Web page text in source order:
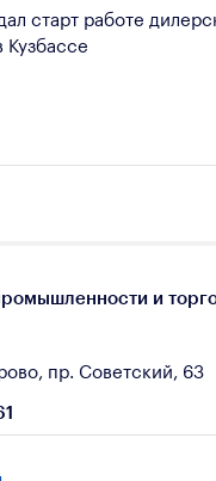
старт работе
и
пр. Советский, 63